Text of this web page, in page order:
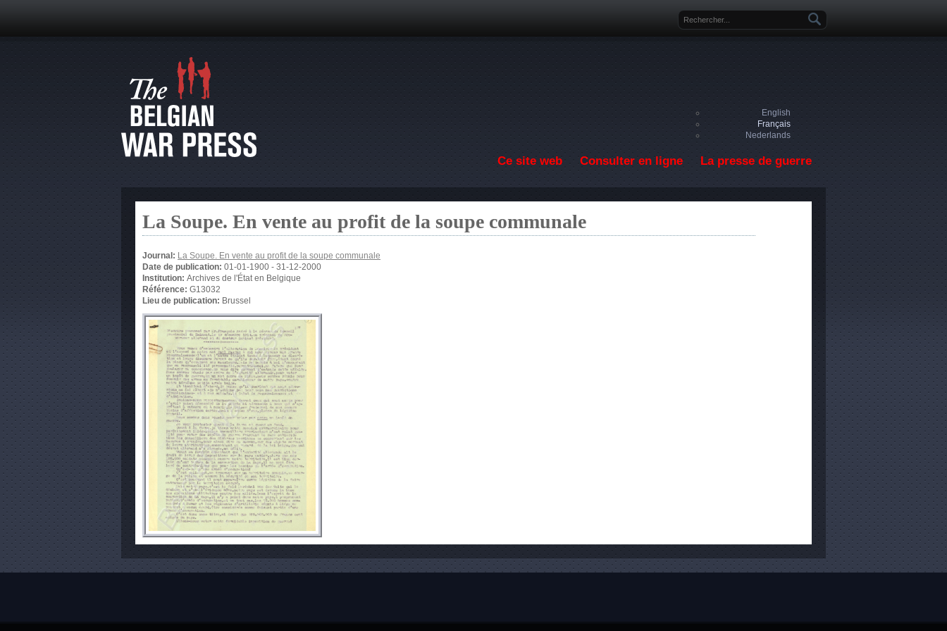
Formulaire de recherche
English
Français
Nederlands
Ce site web Consulter en ligne La presse de guerre
La Soupe. En vente au profit de la soupe communale
Journal: La Soupe. En vente au profit de la soupe communale
Date de publication: 01-01-1900 - 31-12-2000
Institution: Archives de l'État en Belgique
Référence: G13032
Lieu de publication: Brussel